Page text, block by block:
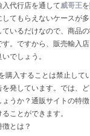
代行店を通して威哥王
てもらえないケースが
いるだけなので、商品
。ですから、販売輸入
でしょう。
購入することは禁止して
発しています。では、
うか？通販サイトの特
ことができます。
とは？